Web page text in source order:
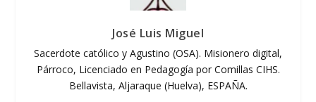
José Luis Miguel
Sacerdote católico y Agustino (OSA). Misionero digital,
Párroco, Licenciado en Pedagogía por Comillas CIHS.
Bellavista, Aljaraque (Huelva), ESPAÑA.